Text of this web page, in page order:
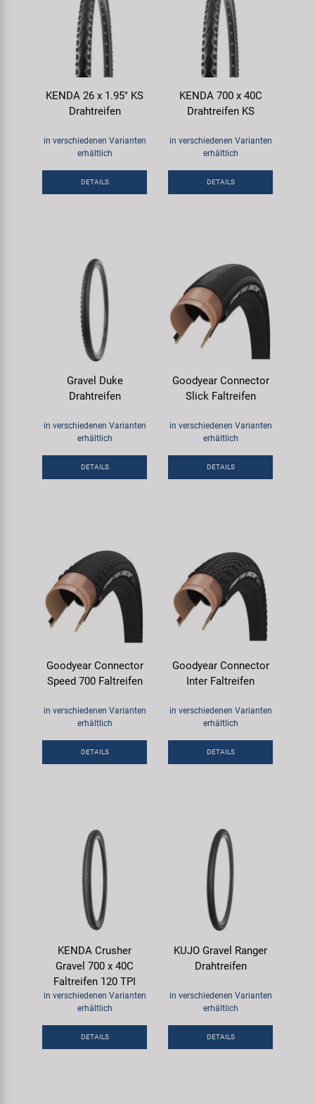
KENDA 26 x 1.95" KS
Drahtreifen
in verschiedenen Varianten
erhältlich
DETAILS
KENDA 700 x 40C
Drahtreifen KS
in verschiedenen Varianten
erhältlich
DETAILS
Gravel Duke
Drahtreifen
in verschiedenen Varianten
erhältlich
DETAILS
Goodyear Connector
Slick Faltreifen
in verschiedenen Varianten
erhältlich
DETAILS
Goodyear Connector
Speed 700 Faltreifen
in verschiedenen Varianten
erhältlich
DETAILS
Goodyear Connector
Inter Faltreifen
in verschiedenen Varianten
erhältlich
DETAILS
KENDA Crusher
Gravel 700 x 40C
Faltreifen 120 TPI
in verschiedenen Varianten
erhältlich
DETAILS
KUJO Gravel Ranger
Drahtreifen
in verschiedenen Varianten
erhältlich
DETAILS